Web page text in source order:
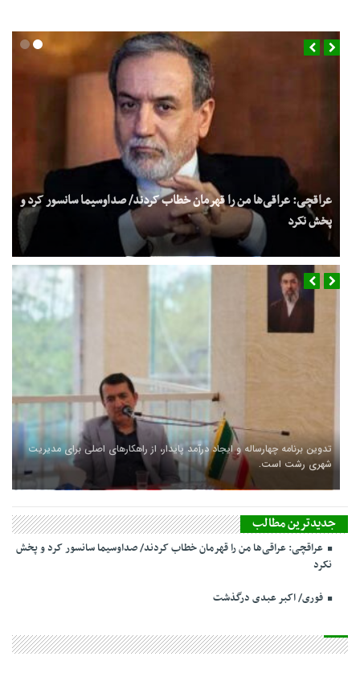
عراقچی: عراقی‌ها من را قهرمان خطاب کردند/ صداوسیما سانسور کرد و
پخش نکرد
تدوین برنامه چهارساله و ایجاد درآمد پایدار، از راهکارهای اصلی برای مدیریت
شهری رشت است.
جدیدترین مطالب
عراقچی: عراقی‌ها من را قهرمان خطاب کردند/ صداوسیما سانسور کرد و پخش
نکرد
فوری/ اکبر عبدی درگذشت